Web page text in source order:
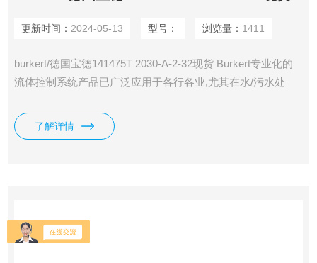
更新时间： 2024-05-13 型号： 浏览量： 1411
burkert/德国宝德141475T 2030-A-2-32现货 Burkert专业化的
流体控制系统产品已广泛应用于各行各业,尤其在水/污水处
纺织化工等领域
了解详情